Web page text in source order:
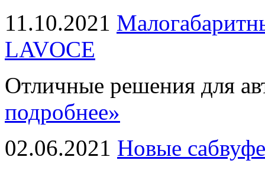
11.10.2021
LAVOCE
Отличные решения для
подробнее»
02.06.2021 Новые